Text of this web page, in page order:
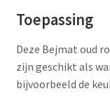
Toepassing
Deze Bejmat oud
zijn geschikt als
bijvoorbeeld de